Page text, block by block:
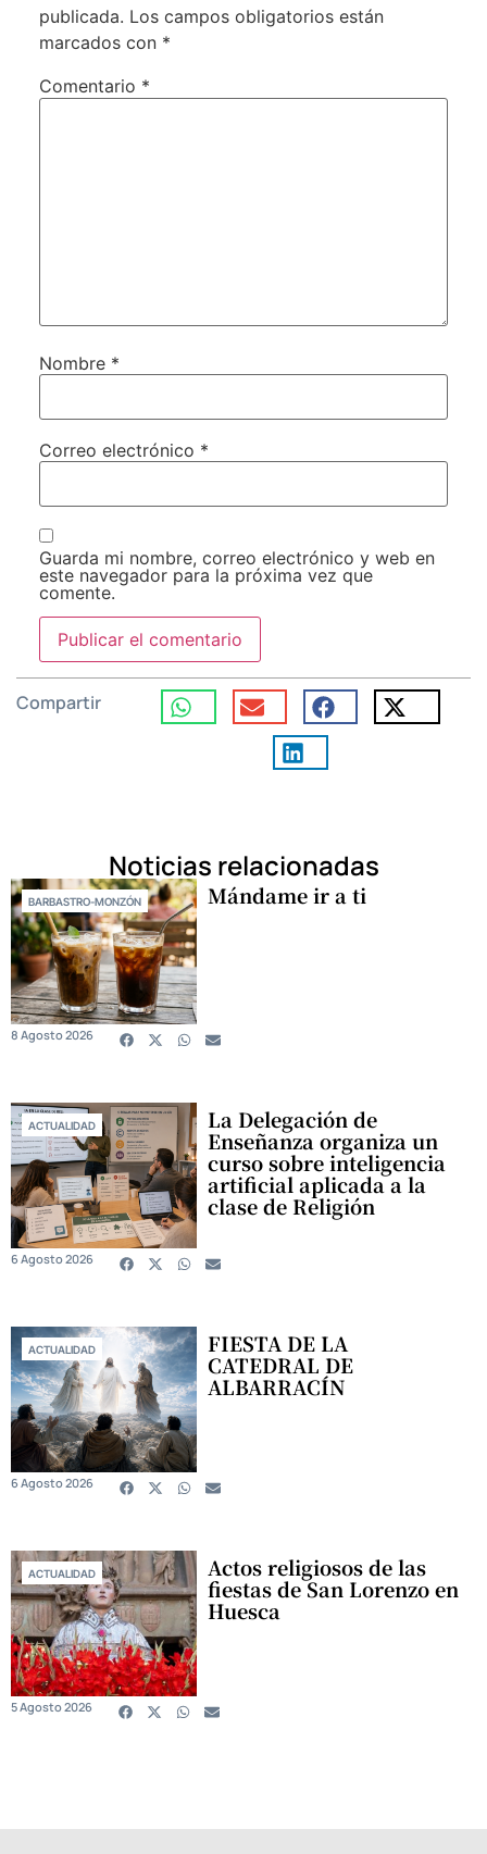
publicada. Los campos obligatorios están
marcados con *
Comentario *
Nombre *
Correo electrónico *
Guarda mi nombre, correo electrónico y web en
este navegador para la próxima vez que
comente.
Compartir
Noticias relacionadas
BARBASTRO-MONZÓN Mándame ir a ti
8 Agosto 2026
ACTUALIDAD La Delegación de
Enseñanza organiza un
curso sobre inteligencia
artificial aplicada a la
clase de Religión
6 Agosto 2026
ACTUALIDAD FIESTA DE LA
CATEDRAL DE
ALBARRACÍN
6 Agosto 2026
ACTUALIDAD Actos religiosos de las
fiestas de San Lorenzo en
Huesca
5 Agosto 2026